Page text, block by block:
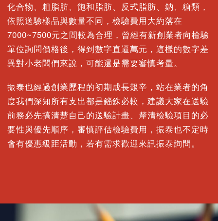
化合物、粗脂肪、飽和脂肪、反式脂肪、鈉、糖類，
依照送驗樣品與數量不同，檢驗費用大約落在
7000~7500元之間較為合理，曾經有新創業者向檢驗
單位詢問價格後，得到數字直逼萬元，這樣的數字差
異對小老闆們來說，可能還是需要審慎考量。
振泰也經過創業歷程的初期成長艱辛，站在業者的角
度我們深知所有支出都是錙銖必較，建議大家在送驗
前務必先搞清楚自己的送驗計畫、釐清檢驗項目的必
要性與優先順序，審慎評估檢驗費用，振泰也不定時
會有優惠級距活動，若有需求歡迎來訊振泰詢問。